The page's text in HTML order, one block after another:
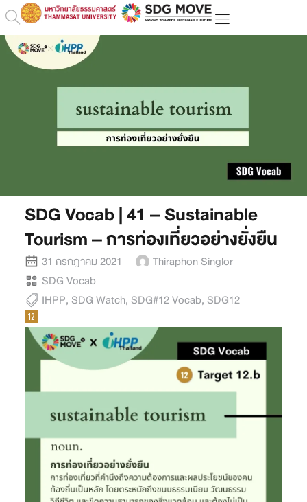
SDG Vocab | 41 – Sustainable
Tourism – การท่องเที่ยวอย่างยั่งยืน
31 กรกฎาคม 2021
Thiraphon Singlor
SDG Vocab
IHPP, SDG Watch, SDG#12 Vocab, SDG12